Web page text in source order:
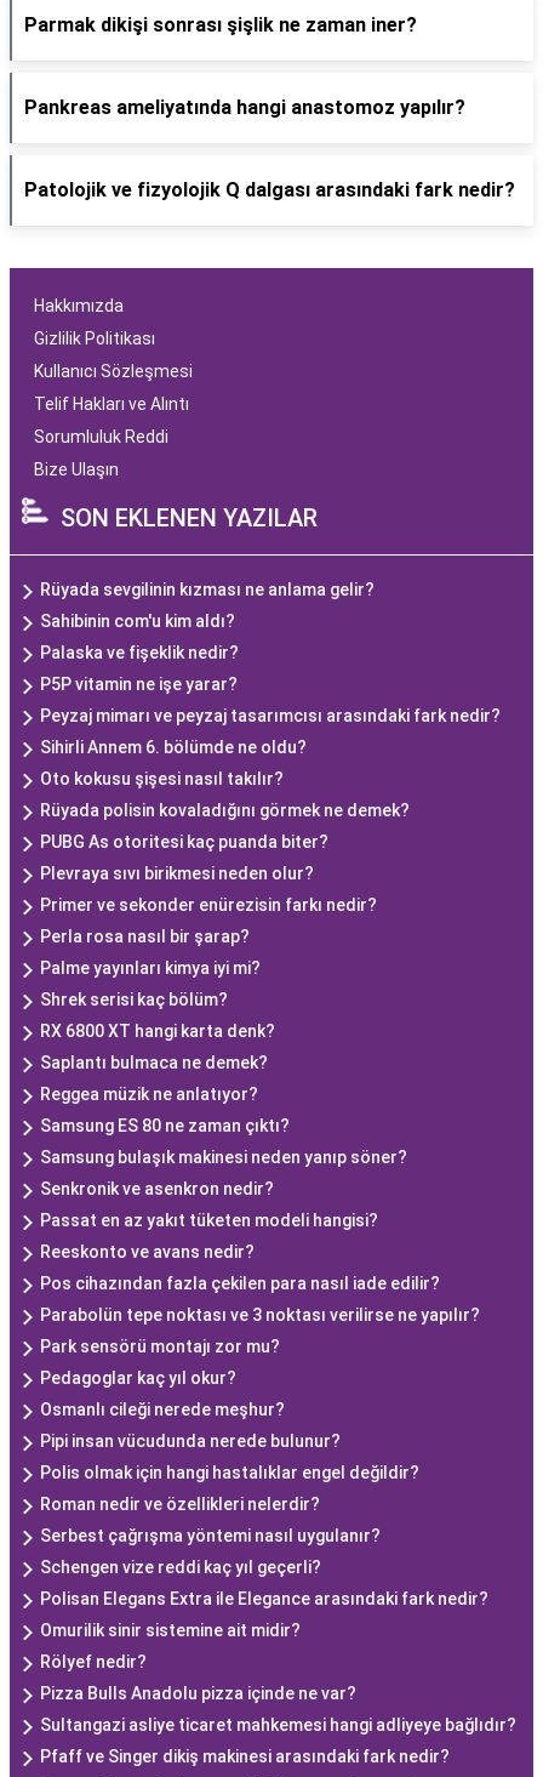
Parmak dikişi sonrası şişlik ne zaman iner?
Pankreas ameliyatında hangi anastomoz yapılır?
Patolojik ve fizyolojik Q dalgası arasındaki fark nedir?
Hakkımızda
Gizlilik Politikası
Kullanıcı Sözleşmesi
Telif Hakları ve Alıntı
Sorumluluk Reddi
Bize Ulaşın
SON EKLENEN YAZILAR
Rüyada sevgilinin kızması ne anlama gelir?
Sahibinin com'u kim aldı?
Palaska ve fişeklik nedir?
P5P vitamin ne işe yarar?
Peyzaj mimarı ve peyzaj tasarımcısı arasındaki fark nedir?
Sihirli Annem 6. bölümde ne oldu?
Oto kokusu şişesi nasıl takılır?
Rüyada polisin kovaladığını görmek ne demek?
PUBG As otoritesi kaç puanda biter?
Plevraya sıvı birikmesi neden olur?
Primer ve sekonder enürezisin farkı nedir?
Perla rosa nasıl bir şarap?
Palme yayınları kimya iyi mi?
Shrek serisi kaç bölüm?
RX 6800 XT hangi karta denk?
Saplantı bulmaca ne demek?
Reggea müzik ne anlatıyor?
Samsung ES 80 ne zaman çıktı?
Samsung bulaşık makinesi neden yanıp söner?
Senkronik ve asenkron nedir?
Passat en az yakıt tüketen modeli hangisi?
Reeskonto ve avans nedir?
Pos cihazından fazla çekilen para nasıl iade edilir?
Parabolün tepe noktası ve 3 noktası verilirse ne yapılır?
Park sensörü montajı zor mu?
Pedagoglar kaç yıl okur?
Osmanlı cileği nerede meşhur?
Pipi insan vücudunda nerede bulunur?
Polis olmak için hangi hastalıklar engel değildir?
Roman nedir ve özellikleri nelerdir?
Serbest çağrışma yöntemi nasıl uygulanır?
Schengen vize reddi kaç yıl geçerli?
Polisan Elegans Extra ile Elegance arasındaki fark nedir?
Omurilik sinir sistemine ait midir?
Rölyef nedir?
Pizza Bulls Anadolu pizza içinde ne var?
Sultangazi asliye ticaret mahkemesi hangi adliyeye bağlıdır?
Pfaff ve Singer dikiş makinesi arasındaki fark nedir?